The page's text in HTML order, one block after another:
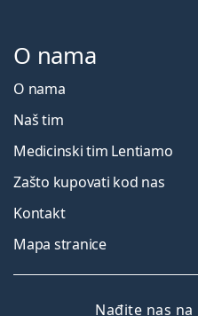
O nama
O nama
Naš tim
Medicinski tim Lentiamo
Zašto kupovati kod nas
Kontakt
Mapa stranice
Nađite nas na